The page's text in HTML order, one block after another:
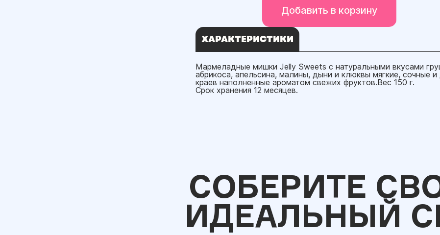
Добавить в корзину
ХАРАКТЕРИСТИКИ
Мармеладные мишки Jelly Sweets с натуральными вкусами
абрикоса, апельсина, малины, дыни и клюквы мягкие, сочные и
краев наполненные ароматом свежих фруктов.Вес 150 г.
Срок хранения 12 месяцев.
СОБЕРИТЕ
ИДЕАЛЬНЫЙ